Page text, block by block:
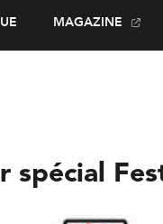
MAGAZINE
spécial